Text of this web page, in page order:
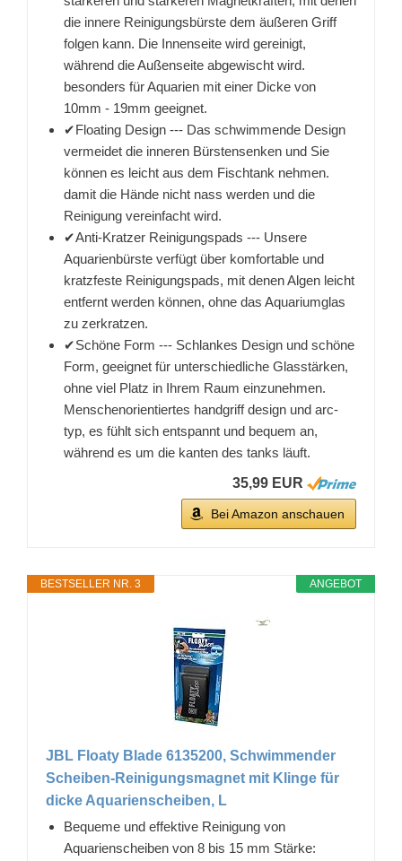
die innere Reinigungsbürste dem äußeren Griff
folgen kann. Die Innenseite wird gereinigt,
während die Außenseite abgewischt wird.
besonders für Aquarien mit einer Dicke von
10mm - 19mm geeignet.
✔Floating Design --- Das schwimmende Design
vermeidet die inneren Bürstensenken und Sie
können es leicht aus dem Fischtank nehmen.
damit die Hände nicht nass werden und die
Reinigung vereinfacht wird.
✔Anti-Kratzer Reinigungspads --- Unsere
Aquarienbürste verfügt über komfortable und
kratzfeste Reinigungspads, mit denen Algen leicht
entfernt werden können, ohne das Aquariumglas
zu zerkratzen.
✔Schöne Form --- Schlankes Design und schöne
Form, geeignet für unterschiedliche Glasstärken,
ohne viel Platz in Ihrem Raum einzunehmen.
Menschenorientiertes handgriff design und arc-
typ, es fühlt sich entspannt und bequem an,
während es um die kanten des tanks läuft.
35,99 EUR
Bei Amazon anschauen
ANGEBOT
BESTSELLER NR. 3
JBL Floaty Blade 6135200, Schwimmender
Scheiben-Reinigungsmagnet mit Klinge für
dicke Aquarienscheiben, L
Bequeme und effektive Reinigung von
Aquarienscheiben von 8 bis 15 mm Stärke: